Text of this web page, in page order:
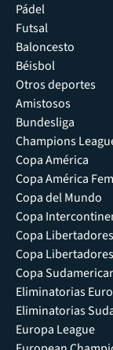
Pádel
Futsal
Baloncesto
Béisbol
Otros deportes
Amistosos
Bundesliga
Champions
Copa América
Copa América
Copa del Mundo
Copa
Copa Libertadores
Copa
Copa
Eliminatorias
Eliminatorias
Europa League